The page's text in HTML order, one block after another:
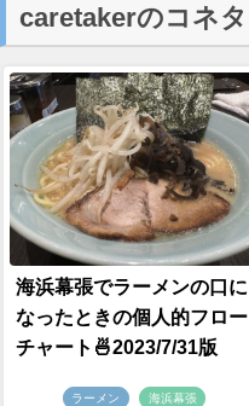
caretakerのコネタ
海浜幕張でラーメンの口に
なったときの個人的フロー
チャート🍜2023/7/31版
ラーメン 海浜幕張